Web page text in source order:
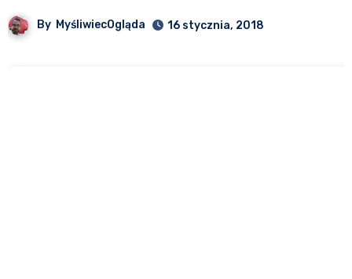
By MyśliwiecOgląda 16 stycznia, 2018